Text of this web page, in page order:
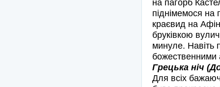
на пагорб
піднімемося на
краєвид на
бруківкою
минуле. Навіть
божественними
Грецька ніч
Для всіх